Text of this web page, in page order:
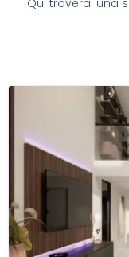
Qui troverai una